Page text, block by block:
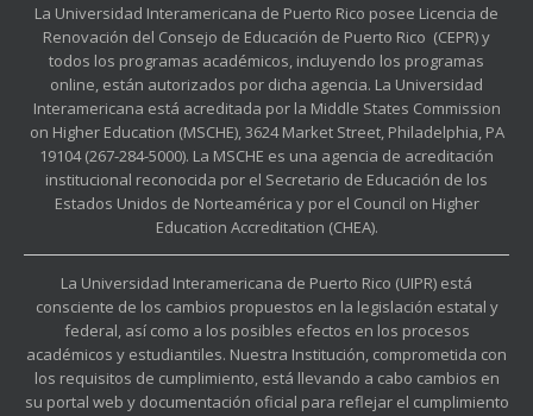
La Universidad Interamericana de Puerto Rico posee Licencia de
Renovación del Consejo de Educación de Puerto Rico (CEPR) y
todos los programas académicos, incluyendo los programas
online, están autorizados por dicha agencia. La Universidad
Interamericana está acreditada por la Middle States Commission
on Higher Education (MSCHE), 3624 Market Street, Philadelphia, PA
19104 (267-284-5000). La MSCHE es una agencia de acreditación
institucional reconocida por el Secretario de Educación de los
Estados Unidos de Norteamérica y por el Council on Higher
Education Accreditation (CHEA).
La Universidad Interamericana de Puerto Rico (UIPR) está
consciente de los cambios propuestos en la legislación estatal y
federal, así como a los posibles efectos en los procesos
académicos y estudiantiles. Nuestra Institución, comprometida con
los requisitos de cumplimiento, está llevando a cabo cambios en
su portal web y documentación oficial para reflejar el cumplimiento